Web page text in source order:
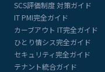
SCS評価制度 対策ガイド
IT PMI完全ガイド
カーブアウト IT完全ガイド
ひとり情シス完全ガイド
セキュリティ完全ガイド
テナント統合ガイド